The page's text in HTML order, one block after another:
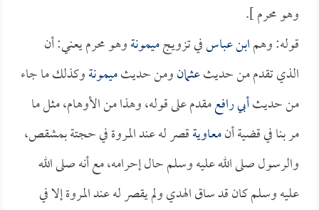
وهو محرم ].
قوله: وهمابن عباسفي تزويجميمونةوهو محرم يعني: أن
الذي تقدم من حديثعثمانومن حديثميمونةوكذلك ما جاء
من حديثأبي رافعمقدم على قوله، وهذا من الأوهام، مثل ما
مر بنا في قضية أنمعاويةقصر له عند المروة في حجتة بمشقص،
والرسول صلى الله عليه وسلم حال إحرامه، مع أنه صلى الله
عليه وسلم كان قد ساق الهدي ولم يقصر له عند المروة إلا في